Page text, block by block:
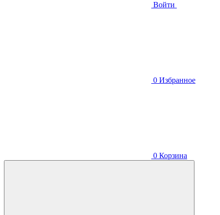
Войти
0 Избранное
0 Корзина